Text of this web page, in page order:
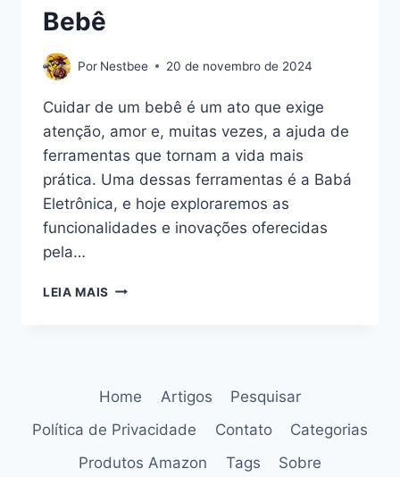
Bebê
Por Nestbee 20 de novembro de 2024
Cuidar de um bebê é um ato que exige
atenção, amor e, muitas vezes, a ajuda de
ferramentas que tornam a vida mais
prática. Uma dessas ferramentas é a Babá
Eletrônica, e hoje exploraremos as
funcionalidades e inovações oferecidas
pela…
LEIA MAIS BABÁ
PARA
CUIDADO
DO
Home Artigos
Pesquisar
Política de Privacidade
Contato
Categorias
Produtos Amazon
Tags Sobre